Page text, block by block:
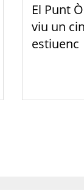
El Punt
viu un
estiuenc